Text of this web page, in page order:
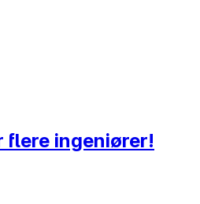
flere ingeniører!